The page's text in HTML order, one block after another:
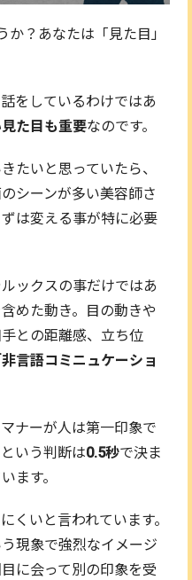
？あなたは「見た目」
をしているわけではあ
た目も重要なのです。
たいと思っていたら、
シーンが多い美容師さ
は変える事が特に必要
ックスの事だけではあ
めた動き。目の動きや
との距離感、立ち位
非言語コミニュケーショ
ナーが人は第一印象で
いう判断は0.5秒で決ま
ます。
くいと言われています。
現象で強烈なイメージ
に会って別の印象を受